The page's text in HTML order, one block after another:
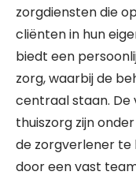
zorgdiensten die
cliënten in hun
biedt een
zorg, waarbij de
centraal staan.
thuiszorg zijn
de zorgverlener te
door een vast